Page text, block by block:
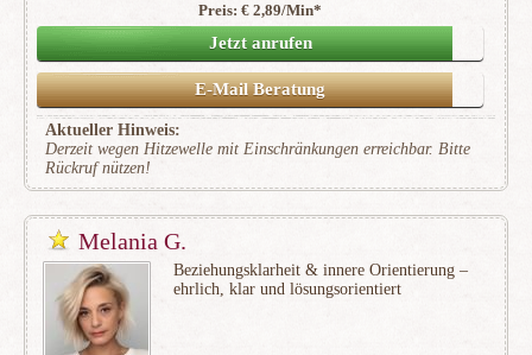
(327)
Preis: € 2,89/Min*
Jetzt anrufen
E-Mail Beratung
Aktueller Hinweis:
Derzeit wegen Hitzewelle mit Einschränkungen erreichbar. Bitte
Rückruf nützen!
Melania G.
Beziehungsklarheit & innere Orientierung –
ehrlich, klar und lösungsorientiert